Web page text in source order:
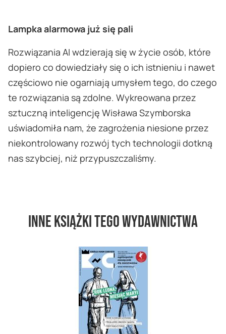
Lampka alarmowa już się pali
Rozwiązania AI wdzierają się w życie osób, które
dopiero co dowiedziały się o ich istnieniu i nawet
częściowo nie ogarniają umysłem tego, do czego
te rozwiązania są zdolne. Wykreowana przez
sztuczną inteligencję Wisława Szymborska
uświadomiła nam, że zagrożenia niesione przez
niekontrolowany rozwój tych technologii dotkną
nas szybciej, niż przypuszczaliśmy.
Inne książki tego wydawnictwa